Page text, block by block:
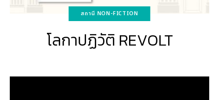
สถานี NON-FICTION
โลกาปฏิวัติ REVOLT